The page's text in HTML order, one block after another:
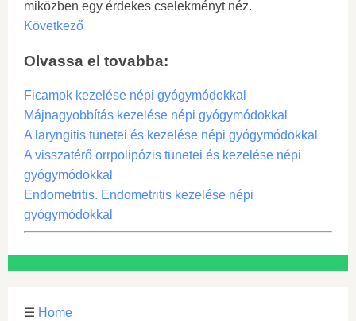
miközben egy érdekes cselekményt néz.
Következő
Olvassa el tovabba:
Ficamok kezelése népi gyógymódokkal
Májnagyobbítás kezelése népi gyógymódokkal
A laryngitis tünetei és kezelése népi gyógymódokkal
A visszatérő orrpolipózis tünetei és kezelése népi
gyógymódokkal
Endometritis. Endometritis kezelése népi
gyógymódokkal
☰ Home